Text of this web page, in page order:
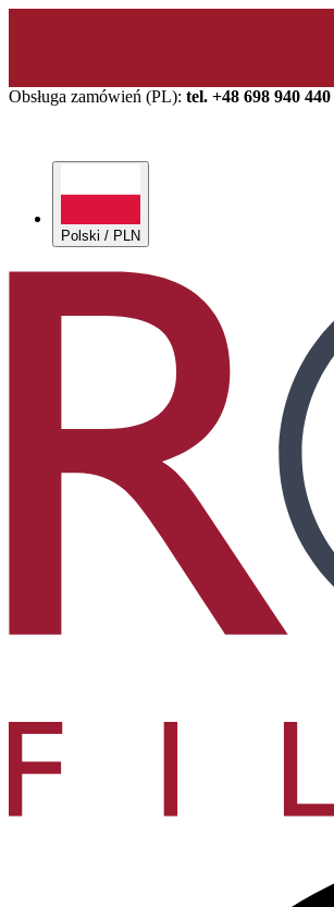
Obsługa zamówień (PL): tel. +48 698 940 440
Polski / PLN